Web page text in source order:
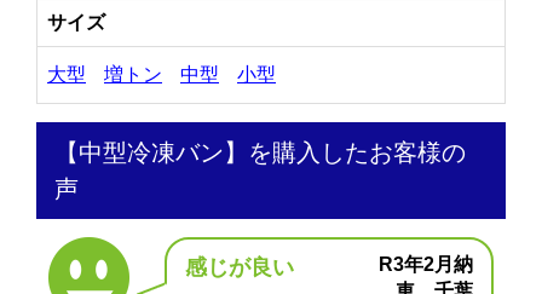
サイズ
大型 増トン 中型 小型
【中型冷凍バン】を購入したお客様の
声
感じが良い
R3年2月納